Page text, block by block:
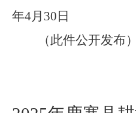
年4月 30 日
（此件公开发布）